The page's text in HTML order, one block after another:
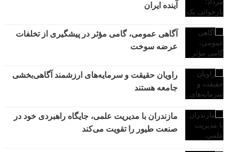
آینده ایران
آگاهی عمومی، گامی مؤثر در پیشگیری از تخلفات
عرضه سوخت
راویان حقیقت و سرمایه‌های ارزشمند آگاهی‌بخشی
جامعه هستند
مازندران با مدیریت علمی، جایگاه راهبردی خود در
صنعت طیور را تقویت می‌کند